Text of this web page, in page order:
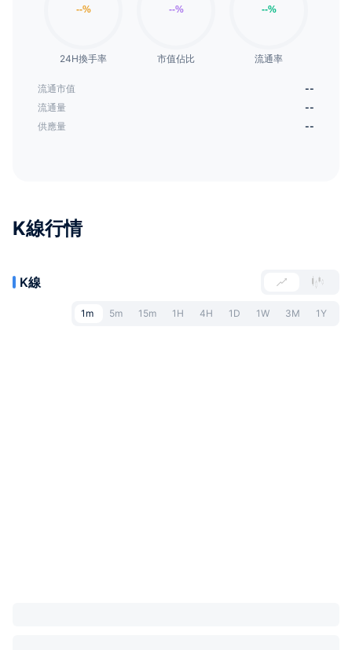
24H換手率 市值佔比 流通率
流通市值
--
流通量
--
供應量
--
K線行情
K線
1m 5m 15m 1H 4H 1D 1W 3M 1Y